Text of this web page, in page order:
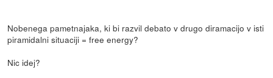
Nobenega pametnajaka, ki bi razvil debato v drugo diramacijo v isti
piramidalni situaciji = free energy?
Nic idej?